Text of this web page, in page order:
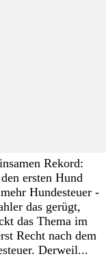
Rekord:
ersten Hund
Hundesteuer -
das gerügt,
das Thema im
Recht nach dem
Derweil...